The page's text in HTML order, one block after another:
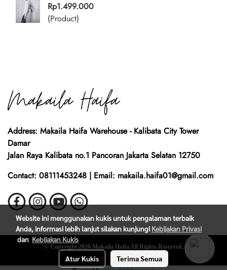
Rp1.499.000
(Product)
Address: Makaila Haifa Warehouse - Kalibata City Tower
Damar
Jalan Raya Kalibata no.1 Pancoran Jakarta Selatan 12750
Contact: 08111453248 | Email: makaila.haifa01@gmail.com
© Copyright 2026 Makaila Haifa All Rights Reserved.
Website ini menggunakan kukis untuk pengalaman terbaik
Anda, informasi lebih lanjut silakan kunjungi Kebijakan Privasi
dan Kebijakan Kukis
Atur Kukis Terima Semua